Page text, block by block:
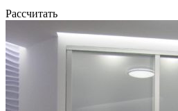
Рассчитать